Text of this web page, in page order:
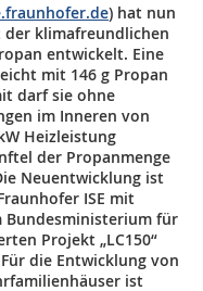
) hat nun
klimafreundlichen
entwickelt. Eine
mit 146 g Propan
darf sie ohne
im Inneren von
Heizleistung
der Propanmenge
Neuentwicklung ist
ISE mit
für
Projekt „LC150“
die Entwicklung von
ist